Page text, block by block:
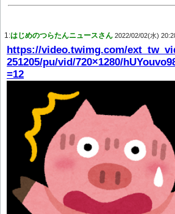
1:はじめのつらたんニュースさん 2022/02/02(水)
https://video.twimg.com/
251205/pu/vid/720×1280/
=12